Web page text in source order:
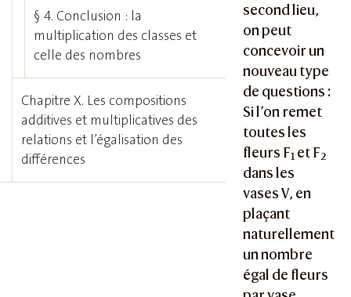
second lieu,
on peut
concevoir un
nouveau type
de questions :
Si l’on remet
toutes les
fleurs F1 et F2
dans les
vases V, en
plaçant
naturellement
un nombre
égal de fleurs
§ 4. Conclusion : la
multiplication des classes et
celle des nombres
Chapitre X. Les compositions
additives et multiplicatives des
relations et l’égalisation des
différences